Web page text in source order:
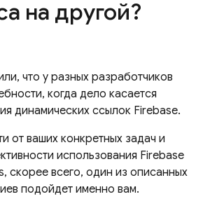
на другой?
что у разных разработчиков
когда дело касается
динамических ссылок Firebase.
от ваших конкретных задач и
использования Firebase
скорее всего, один из описанных
подойдет именно вам.